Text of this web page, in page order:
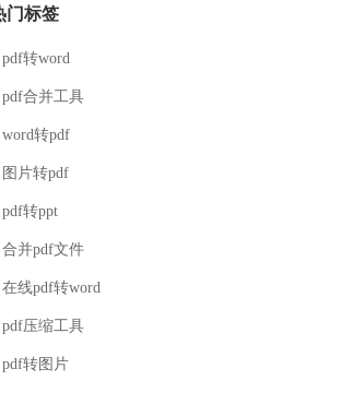
门标签
pdf转word
pdf合并工具
word转pdf
图片转pdf
pdf转ppt
合并pdf文件
在线pdf转word
pdf压缩工具
pdf转图片